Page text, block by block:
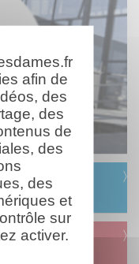
afin de
des
des
de
des
des
et
sur
activer.